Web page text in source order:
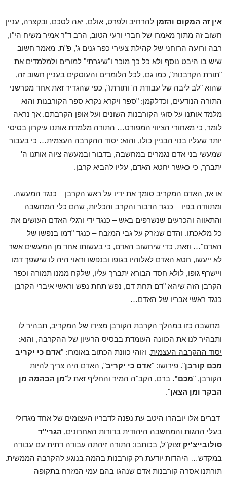
אין זה המקום והזמן להרחיב ולפרט, אולם, יאה לסכם, ובקצרה, עניין
חשוב זה מתוך מאמרו של חברי ורעי הטוב, הרב ד"ר אמיר משיח הי"ו,
רבה ורועה הרוחני של קהילת צעירי כפר גנים ג', פ"ת. מאמר חשוב
שיש בו היבט נוסף ולא כל כך מוכר ו"שיגרתי" למורים ולמלמדים את
"תורת הקרבנות", כמו גם, לכל הלומדים והעוסקים בעניין חשוב זה,
שהוא "לב ליבה של עבודת ה' ותורתו", כפי שהגדיר זאת אחד מפרשני
התורה הנודעים, וכדלקמן: "ספר ויקרא נקרא ספר הקורבנות והוא
מלמד אותנו על סוגי הקורבנות השונים ועל אופן הקרבתם. אך נראה
לומר, כי מאחורי הציווי המפורט… התורה מלמדת אותנו עיקרון בסיסי
יותר שעליו בנוי הבניין כולו, והוא: יסוד ההקרבה העצמית… כי בעבור
שמעשי בני אדם נגמרים במחשבה, בדבור ובמעשה ציוה אותנו ה'
יתברך, כי כאשר יחטא האדם, עליו להביא קרבן.
או אז, האדם המקריב סומך את ידיו על ראש הקרבן – כנגד המעשה.
ומתוודה בפיו – כנגד הדבור והקרב והכליות, שהם כלי המחשבה
והתאווה והכרעים שנשרפים באש – כנגד ידי ורגלי האדם העושים את
כל מלאכתו. והדם שנזרק על גבי המזבח – כנגד "דמו בנפשו של
האדם"… וזאת, כדי שיחשוב האדם, כי בעשותו אחד מן המעשים אשר
לא ייעשו, חטא האדם לאלוהיו בגופו ובנפשו וראוי היה לו שישפך דמו
ויישרף גופו, לולא חסד הבורא יתברך עליו, שלקח ממנו תמורה וכפר
הקרבן הזה שיהא "דם תחת דם, נפש תחת נפש וראשי איברי הקרבן
כנגד ראשי אבריו של האדם…
מחשבה כזו במהלך הקרבת הקורבן מצידו של המקריב, תבהיר לו
ותבהיר לנו את הכוונה העומדת בבסיס הרעיון של ההקרבה, והוא:
יסוד ההקרבה העצמית. וזוהי כוונת הכתוב באומרו: "אדם כי יקריב
מכם קורבן". פירושו: "אדם כי יקריב", האדם היה צריך להיות
הקורבן, "מכם". ברם, הקב"ה המיר והחליף זאת ל"מן הבהמה מן
הבקר ומן הצאן".
דברים אלו יובהרו היטב עת נפנה לדבריו העצומים של אחד מגדולי
בעלי ההגות והמחשבה היהודית בדורות האחרונים, הגרי"ד
סולובייצ'יק זצוק"ל, בכותבו: התורה זיהתה עבודה דתית עם עבודה
במקדש… היהדות יודעת רק קורבנות בהמה בנוגע להקרבה הממשית.
תורתנו אסרה קורבנות אדם שנהגו בהם עמי המזרח בתקופה